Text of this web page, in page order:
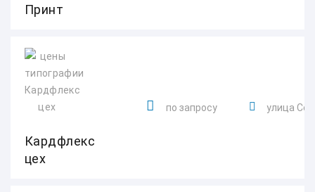
Принт
Кардфлекс
цех
по запросу улица